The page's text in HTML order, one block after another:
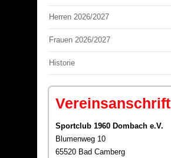
Herren 2026/2027
Frauen 2026/2027
Historie
Vereinsanschrift
Sportclub 1960 Dombach e.V.
Blumenweg 10
65520 Bad Camberg